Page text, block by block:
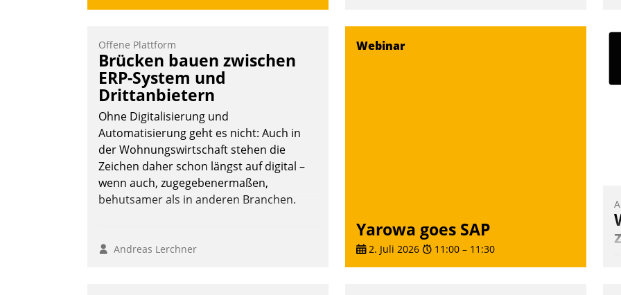
Frage: Wie lassen sich Mammutprojekte
Offene Plattform
Brücken bauen zwischen
ERP-System und
Drittanbietern
Ohne Digitalisierung und
Automatisierung geht es nicht: Auch in
der Wohnungswirtschaft stehen die
Zeichen daher schon längst auf digital –
wenn auch, zugegebenermaßen,
behutsamer als in anderen Branchen.
Andreas Lerchner
Webinar
Yarowa goes SAP
2. Juli 2026 11:00 – 11:30